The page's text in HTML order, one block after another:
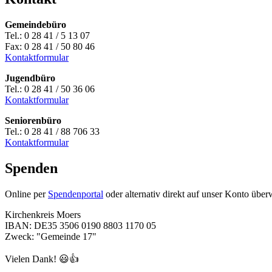
Gemeindebüro
Tel.: 0 28 41 / 5 13 07
Fax: 0 28 41 / 50 80 46
Kontaktformular
Jugendbüro
Tel.: 0 28 41 / 50 36 06
Kontaktformular
Seniorenbüro
Tel.: 0 28 41 / 88 706 33
Kontaktformular
Spenden
Online per Spendenportal oder alternativ direkt auf unser Konto
Kirchenkreis Moers
IBAN: DE35 3506 0190 8803 1170 05
Zweck: "Gemeinde 17"
Vielen Dank! 😃👍